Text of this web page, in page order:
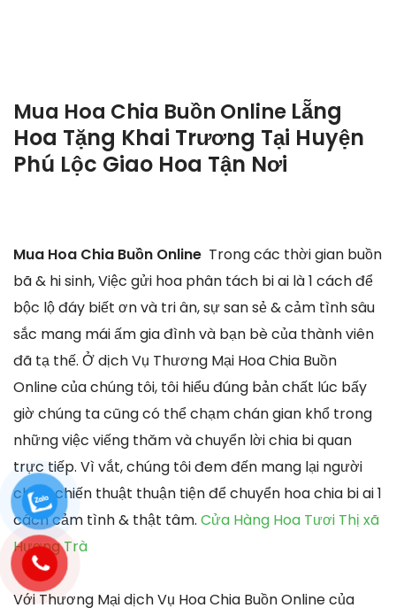
Mua Hoa Chia Buồn Online Lẵng
Hoa Tặng Khai Trương Tại Huyện
Phú Lộc Giao Hoa Tận Nơi
Mua Hoa Chia Buồn Online Trong các thời gian buồn
bã & hi sinh, Việc gửi hoa phân tách bi ai là 1 cách để
bộc lộ đáy biết ơn và tri ân, sự san sẻ & cảm tình sâu
sắc mang mái ấm gia đình và bạn bè của thành viên
đã tạ thế. Ở dịch Vụ Thương Mại Hoa Chia Buồn
Online của chúng tôi, tôi hiểu đúng bản chất lúc bấy
giờ chúng ta cũng có thể chạm chán gian khổ trong
những việc viếng thăm và chuyển lời chia bi quan
trực tiếp. Vì vắt, chúng tôi đem đến mang lại người
chơi 1 chiến thuật thuận tiện để chuyển hoa chia bi ai 1
cách cảm tình & thật tâm. Cửa Hàng Hoa Tươi Thị xã
Hương Trà
Với Thương Mại dịch Vụ Hoa Chia Buồn Online của